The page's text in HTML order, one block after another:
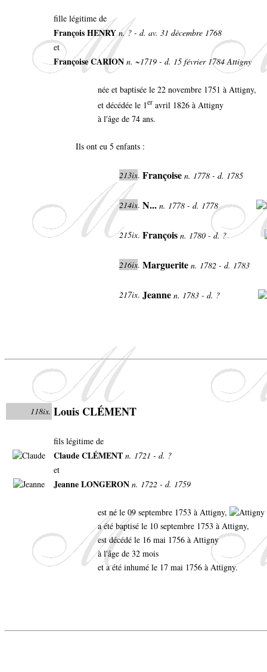
fille légitime de
François HENRYn. ? - d. av. 31 décembre 1768
et
Françoise CARIONn. ~1719 - d. 15 février 1784 Attigny
née et baptisée le 22 novembre 1751 à Attigny,
et décédée le 1er avril 1826 à Attigny
à l'âge de 74 ans.
Ils ont eu 5 enfants :
213ix. Françoise n. 1778 - d. 1785
214ix. N... n. 1778 - d. 1778
215ix. François n. 1780 - d. ?
216ix. Marguerite n. 1782 - d. 1783
217ix. Jeanne n. 1783 - d. ?
118ix. Louis CLÉMENT
fils légitime de
Claude CLÉMENT n. 1721 - d. ?
et
Jeanne LONGERON n. 1722 - d. 1759
est né le 09 septembre 1753 à Attigny,
a été baptisé le 10 septembre 1753 à Attigny,
est décédé le 16 mai 1756 à Attigny
à l'âge de 32 mois
et a été inhumé le 17 mai 1756 à Attigny.